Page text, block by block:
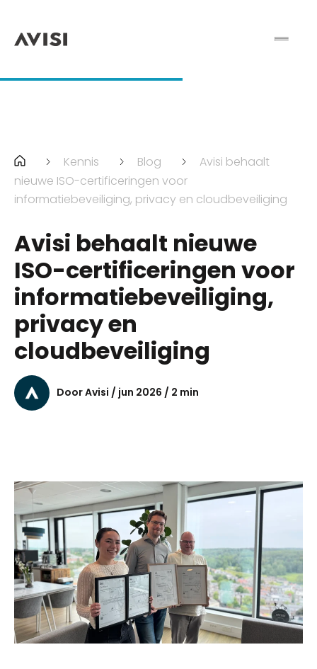
Kennis Blog
Avisi behaalt
nieuwe ISO-certificeringen voor
informatiebeveiliging, privacy en cloudbeveiliging
Avisi behaalt nieuwe
ISO-certificeringen voor
informatiebeveiliging,
privacy en
cloudbeveiliging
Door Avisi / jun 2026 / 2 min